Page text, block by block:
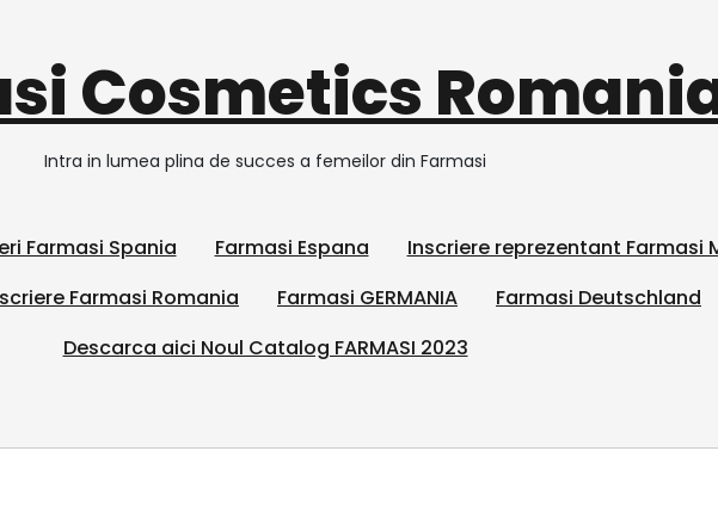
Cosmetics
Intra in lumea plina de succes a femeilor din Farmasi
Farmasi Spania Farmasi Espana
Inscriere reprezentant Farmasi
Farmasi Romania
Farmasi GERMANIA
Farmasi Deutschland
Descarca aici Noul Catalog FARMASI 2023